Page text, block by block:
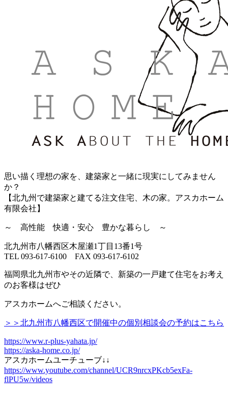
思い描く理想の家を、建築家と一緒に現実にしてみません
か？
【北九州で建築家と建てる注文住宅、木の家。アスカホーム
有限会社】
～ 高性能 快適・安心 豊かな暮らし ～
北九州市八幡西区木屋瀬1丁目13番1号
TEL 093-617-6100 FAX 093-617-6102
福岡県北九州市やその近隣で、新築の一戸建て住宅をお考え
のお客様はぜひ
アスカホームへご相談ください。
＞＞北九州市八幡西区で開催中の個別相談会の予約はこちら
https://www.r-plus-yahata.jp/
https://aska-home.co.jp/
アスカホームユーチューブ↓↓
https://www.youtube.com/channel/UCR9nrcxPKcb5exFa-
flPU5w/videos